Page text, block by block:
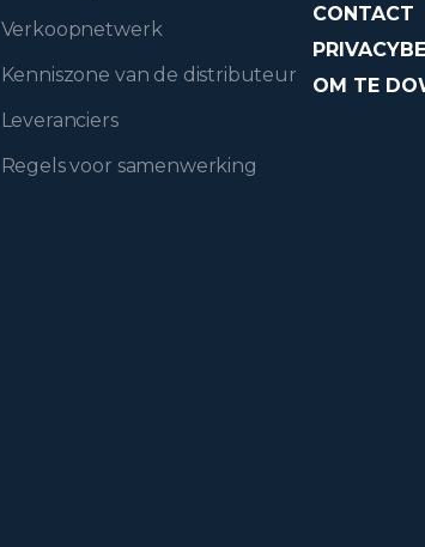
Verkoopnetwerk
Kenniszone van de distributeur
Leveranciers
Regels voor samenwerking
CONTACT
OM TE